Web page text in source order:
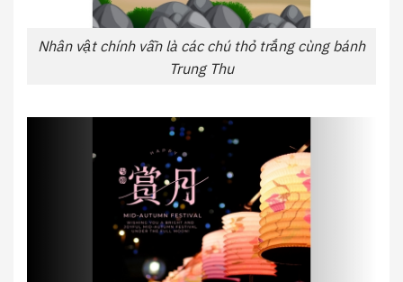
Nhân vật chính vẫn là các chú thỏ trắng cùng bánh
Trung Thu